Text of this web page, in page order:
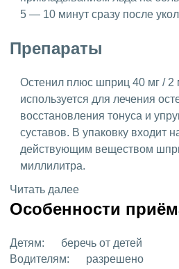
5 — 10 минут сразу после
Препараты
Остенил плюс шприц 40 мг /
используется для лечения
восстановления тонуса и
суставов. В упаковку входит
действующим веществом
миллилитра.
Читать далее
Особенности
Детям:
беречь от детей
Водителям:
разрешено